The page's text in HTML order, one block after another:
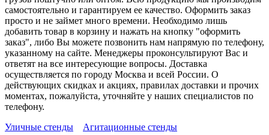
самостоятельно и гарантируем ее качество. Оформить заказ
просто и не займет много времени. Необходимо лишь
добавить товар в корзину и нажать на кнопку "оформить
заказ", либо Вы можете позвонить нам напрямую по телефону,
указанному на сайте. Менеджеры проконсультируют Вас и
ответят на все интересующие вопросы. Доставка
осуществляется по городу Москва и всей России. О
действующих скидках и акциях, правилах доставки и прочих
моментах, пожалуйста, уточняйте у наших специалистов по
телефону.
Уличные стенды
Агитационные стенды